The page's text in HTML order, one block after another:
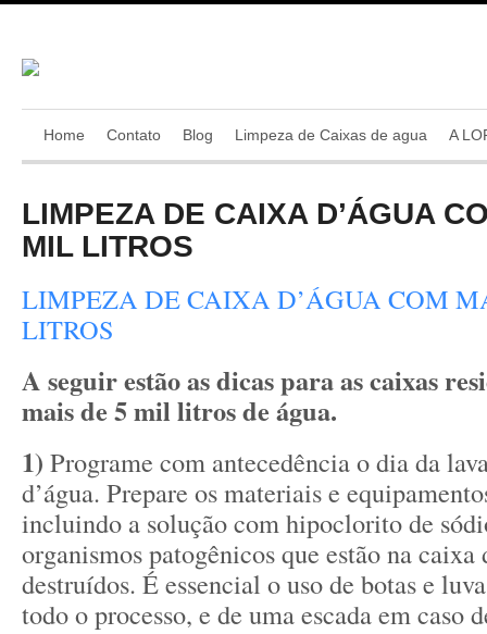
Home Contato Blog Limpeza de Caixas de agua A
LIMPEZA DE CAIXA D’ÁGUA
MIL LITROS
LIMPEZA DE CAIXA D’ÁGUA COM
LITROS
A seguir estão as dicas para as caixas
mais de 5 mil litros de água.
1) Programe com antecedência o dia da
d’água. Prepare os materiais e
incluindo a solução com hipoclorito de
organismos patogênicos que estão na caixa
destruídos. É essencial o uso de botas e
todo o processo, e de uma escada em caso